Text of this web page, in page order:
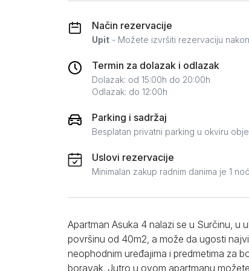
Način rezervacije
Upit - Možete izvršiti rezervaciju
Termin za dolazak i odlazak
Dolazak: od 15:00h do 20:00h
Odlazak: do 12:00h
Parking i sadržaj
Besplatan privatni parking u okviru
Uslovi rezervacije
Minimalan zakup radnim danima je 1
Apartman Asuka 4 nalazi se u Surčinu, u
površinu od 40m2, a može da ugosti
neophodnim uređajima i predmetima za
boravak. Jutro u ovom apartmanu